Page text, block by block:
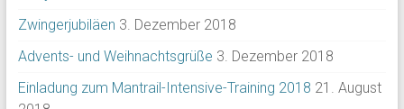
Zwingerjubiläen 3. Dezember 2018
Advents- und Weihnachtsgrüße 3. Dezember 2018
Einladung zum Mantrail-Intensive-Training 2018 21. August